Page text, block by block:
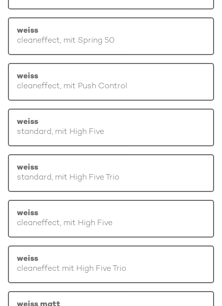
weiss
cleaneffect, mit Spring 50
weiss
cleaneffect, mit Push Control
weiss
standard, mit High Five
weiss
standard, mit High Five Trio
weiss
cleaneffect, mit High Five
weiss
cleaneffect mit High Five Trio